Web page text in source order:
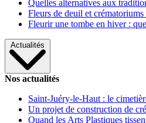
Quelles alternatives aux
Fleurs de deuil et
Fleurir une tombe en hiver :
Actualités
Nos actualités
Saint-Juéry-le-Haut : le
Un projet de construction de
Quand les Arts Plastiques